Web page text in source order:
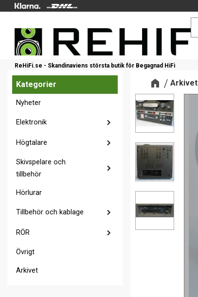
ReHiFi.se - Skandinaviens största butik för Begagnad HiFi
Arkivet
Kategorier
Nyheter
Elektronik
Högtalare
Skivspelare och
tillbehör
Hörlurar
Tillbehör och kablage
RÖR
Övrigt
Arkivet